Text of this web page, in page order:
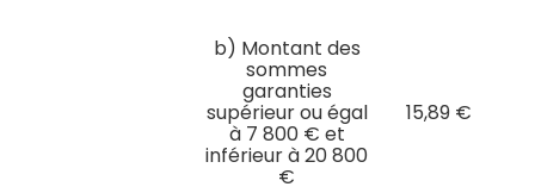
b) Montant des
sommes
garanties
supérieur ou égal
à 7 800 € et
inférieur à 20 800
€
15,89 €